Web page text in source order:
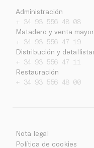
Empresa
Intranet
Administración
+ 34 93 556 48 08
Matadero y venta
+ 34 93 556 47 19
Distribución y
+ 34 93 556 47 11
Restauración
+ 34 93 556 48 00
Nota legal
Política de cookies